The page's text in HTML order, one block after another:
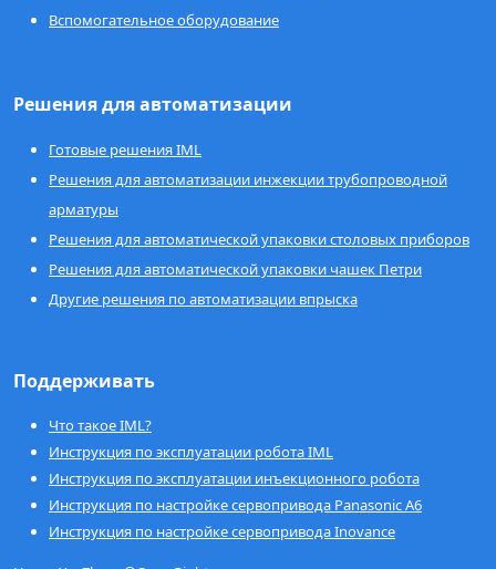
Вспомогательное оборудование
Решения для автоматизации
Готовые решения IML
Решения для автоматизации инжекции трубопроводной
арматуры
Решения для автоматической упаковки столовых приборов
Решения для автоматической упаковки чашек Петри
Другие решения по автоматизации впрыска
Поддерживать
Что такое IML?
Инструкция по эксплуатации робота IML
Инструкция по эксплуатации инъекционного робота
Инструкция по настройке сервопривода Panasonic A6
Инструкция по настройке сервопривода Inovance